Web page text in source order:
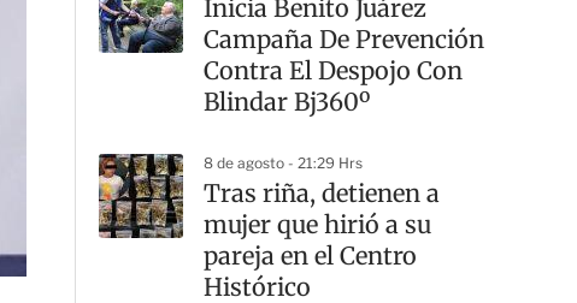
Inicia Benito Juárez
Campaña De Prevención
Contra El Despojo Con
Blindar Bj360º
8 de agosto - 21:29 Hrs
Tras riña, detienen a
mujer que hirió a su
pareja en el Centro
Histórico